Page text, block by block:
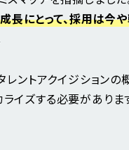
長にとって、採用は
レントアクイジション
ズする必要がありま